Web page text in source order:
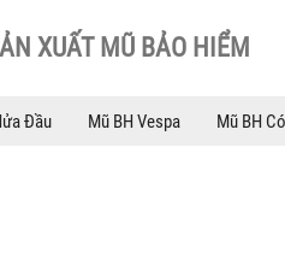
XUẤT MŨ BẢO HIỂM
Đầu Mũ BH Vespa Mũ BH